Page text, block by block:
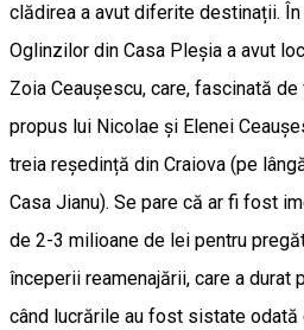
clădirea a avut diferite destinații.
Oglinzilor din Casa Pleșia a avut
Zoia Ceaușescu, care, fascinată
propus lui Nicolae și Elenei
treia reședință din Craiova (pe
Casa Jianu). Se pare că ar fi fost
de 2-3 milioane de lei pentru
începerii reamenajării, care a durat
când lucrările au fost sistate odată